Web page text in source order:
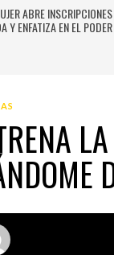
ABRE
Y ENFATIZA EN EL PODER